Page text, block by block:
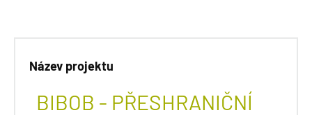
Název projektu
BIBOB - PŘESHRANIČNÍ